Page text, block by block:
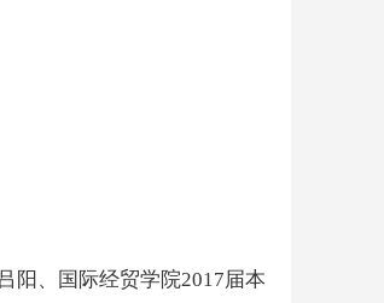
阳、国际经贸学院2017届本